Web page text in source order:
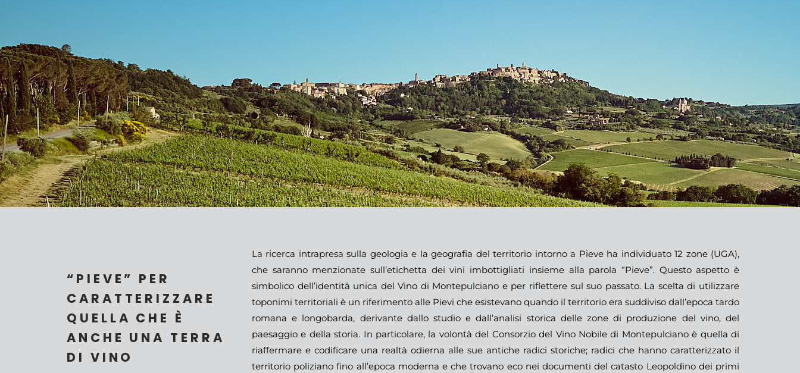
“PIEVE” PER
CARATTERIZZARE
QUELLA CHE È
ANCHE UNA TERRA
DI VINO
La ricerca intrapresa sulla geologia e la geografia del territorio intorno a Pieve ha individuato 12 zone (UGA),
che saranno menzionate sull’etichetta dei vini imbottigliati insieme alla parola “Pieve”. Questo aspetto è
simbolico dell’identità unica del Vino di Montepulciano e per riflettere sul suo passato. La scelta di utilizzare
toponimi territoriali è un riferimento alle Pievi che esistevano quando il territorio era suddiviso dall’epoca tardo
romana e longobarda, derivante dallo studio e dall’analisi storica delle zone di produzione del vino, del
paesaggio e della storia. In particolare, la volontà del Consorzio del Vino Nobile di Montepulciano è quella di
riaffermare e codificare una realtà odierna alle sue antiche radici storiche; radici che hanno caratterizzato il
territorio poliziano fino all’epoca moderna e che trovano eco nei documenti del catasto Leopoldino dei primi